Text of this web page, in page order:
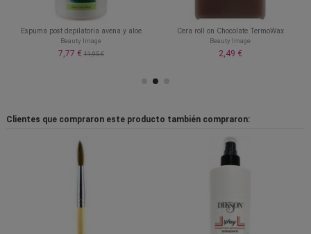
Espuma post depilatoria avena y aloe
Beauty Image
7,77 €11,95 €
Cera roll on Chocolate TermoWax
Beauty Image
2,49 €
Clientes que compraron este producto también compraron: